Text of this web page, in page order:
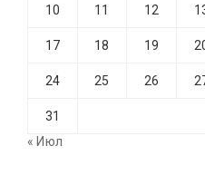
10 11 12
17 18 19
24 25 26
31
« Июл